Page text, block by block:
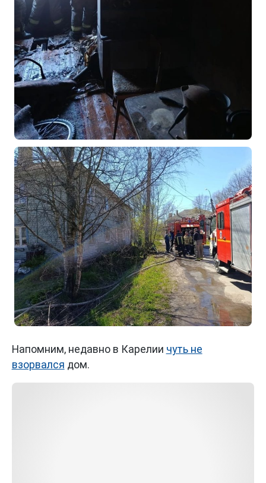
Напомним, недавно в Карелии чуть не
взорвался дом.